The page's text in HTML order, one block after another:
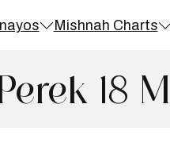
Mishnah Charts
18